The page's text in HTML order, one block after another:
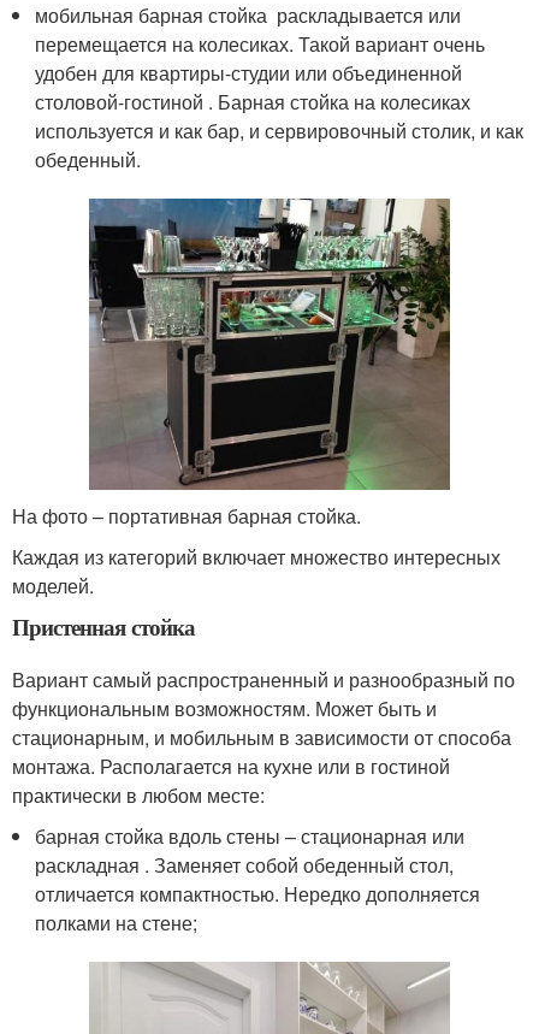
мобильная барная стойка раскладывается или
перемещается на колесиках. Такой вариант очень
удобен для квартиры-студии или объединенной
столовой-гостиной . Барная стойка на колесиках
используется и как бар, и сервировочный столик, и как
обеденный.
На фото – портативная барная стойка.
Каждая из категорий включает множество интересных
моделей.
Пристенная стойка
Вариант самый распространенный и разнообразный по
функциональным возможностям. Может быть и
стационарным, и мобильным в зависимости от способа
монтажа. Располагается на кухне или в гостиной
практически в любом месте:
барная стойка вдоль стены – стационарная или
раскладная . Заменяет собой обеденный стол,
отличается компактностью. Нередко дополняется
полками на стене;